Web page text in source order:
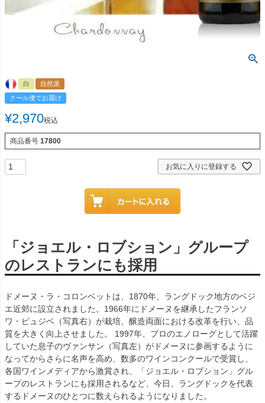
白
自然派
クール便でお届け
¥2,970税込
商品番号 17800
お気に入りに登録する
「ジョエル・ロブション」グループ
のレストランにも採用
ドメーヌ・ラ・コロンベットは、1870年、ラングドック地方のベジ
エ近郊に設立されました。1966年にドメーヌを継承したフランソ
ワ・ピュジベ（写真右）が栽培、醸造両面における改革を行い、品
質を大きく向上させました。 1997年、プロのエノローグとして活躍
していた息子のヴァンサン（写真左）がドメーヌに参画するように
なってからさらに名声を高め、数多のワインコンクールで受賞し、
各国ワインメディアから激賞され、「ジョエル・ロブション」グル
ープのレストランにも採用されるなど、今日、ラングドックを代表
するドメーヌのひとつに数えられるようになりました。